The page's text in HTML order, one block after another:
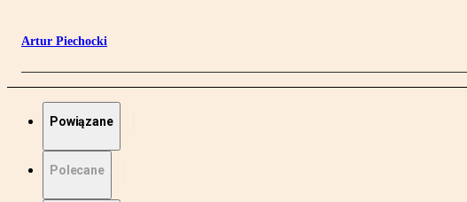
Artur Piechocki
Powiązane
Polecane